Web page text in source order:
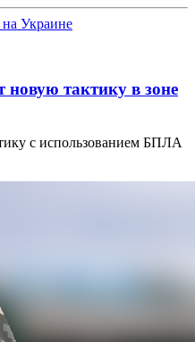
Украине
тактику в зоне
с использованием БПЛА